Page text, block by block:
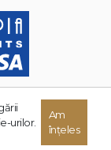
rezervate.
urilor.
Am
înțeles